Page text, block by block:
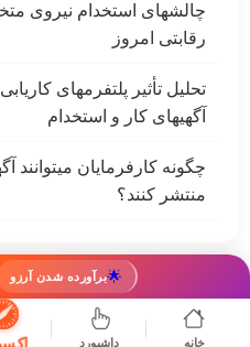
🌟برآورده شدن آرزو
خانه داشبورد
چالشهای استخدام نیروی
رقابتی امروز
تحلیل تأثیر پلتفرمهای کاریابی
آگهیهای کار و استخدام
چگونه کارفرمایان میتوانند
منتشر کنند؟
درباره ما تماس